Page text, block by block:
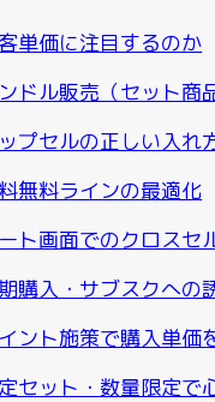
単価に注目するのか
ドル販売（セット商
プセルの正しい入れ
無料ラインの最適化
ト画面でのクロスセ
購入・サブスクへの
ント施策で購入単価
セット・数量限定で